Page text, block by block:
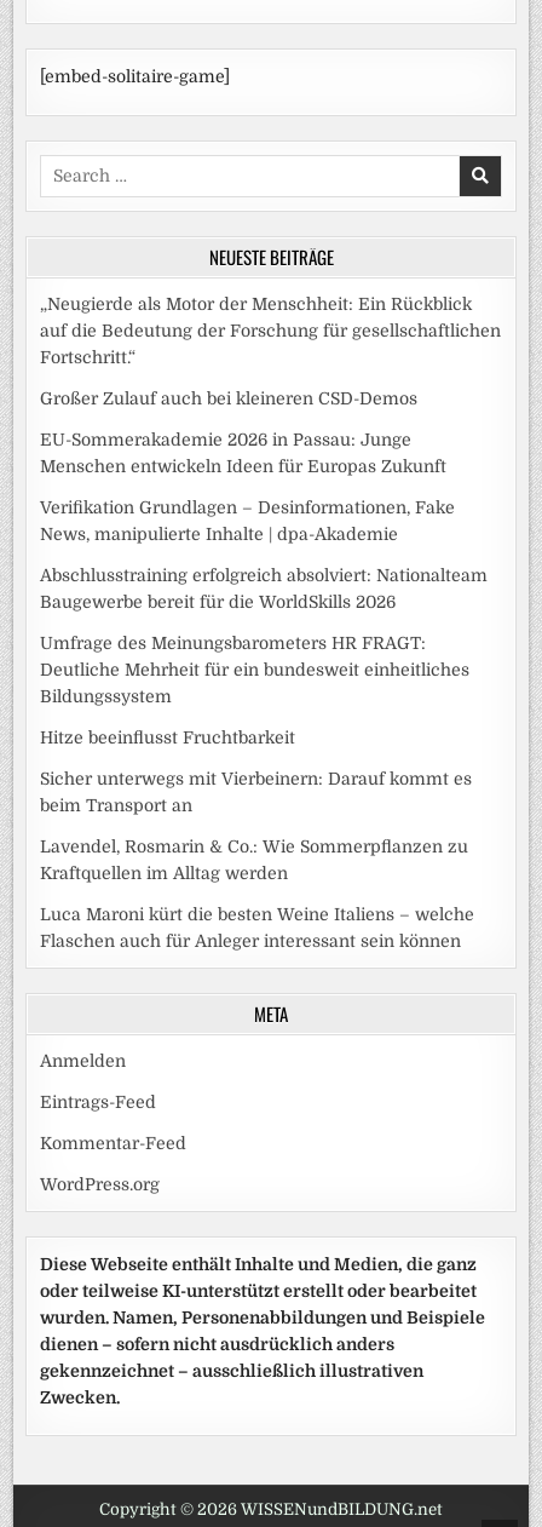
[embed-solitaire-game]
Search
for:
NEUESTE BEITRÄGE
„Neugierde als Motor der Menschheit: Ein Rückblick
auf die Bedeutung der Forschung für gesellschaftlichen
Fortschritt.“
Großer Zulauf auch bei kleineren CSD-Demos
EU-Sommerakademie 2026 in Passau: Junge
Menschen entwickeln Ideen für Europas Zukunft
Verifikation Grundlagen – Desinformationen, Fake
News, manipulierte Inhalte | dpa-Akademie
Abschlusstraining erfolgreich absolviert: Nationalteam
Baugewerbe bereit für die WorldSkills 2026
Umfrage des Meinungsbarometers HR FRAGT:
Deutliche Mehrheit für ein bundesweit einheitliches
Bildungssystem
Hitze beeinflusst Fruchtbarkeit
Sicher unterwegs mit Vierbeinern: Darauf kommt es
beim Transport an
Lavendel, Rosmarin & Co.: Wie Sommerpflanzen zu
Kraftquellen im Alltag werden
Luca Maroni kürt die besten Weine Italiens – welche
Flaschen auch für Anleger interessant sein können
META
Anmelden
Eintrags-Feed
Kommentar-Feed
WordPress.org
Diese Webseite enthält Inhalte und Medien, die ganz
oder teilweise KI-unterstützt erstellt oder bearbeitet
wurden. Namen, Personenabbildungen und Beispiele
dienen – sofern nicht ausdrücklich anders
gekennzeichnet – ausschließlich illustrativen
Zwecken.
Copyright © 2026 WISSENundBILDUNG.net